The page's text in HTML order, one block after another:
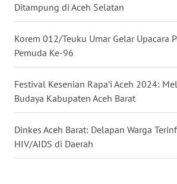
Ditampung di Aceh Selatan
Korem 012/Teuku Umar Gelar Upacara
Pemuda Ke-96
Festival Kesenian Rapa’i Aceh 2024:
Budaya Kabupaten Aceh Barat
Dinkes Aceh Barat: Delapan Warga
HIV/AIDS di Daerah
KALTARA
KALSEL
WN
KALTIM
WN
SULSEL